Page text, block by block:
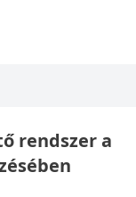
rendszer a